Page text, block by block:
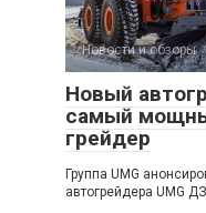
Новости и обзоры
Новый
самый
грейдер
Группа UMG
автогрейдера UMG